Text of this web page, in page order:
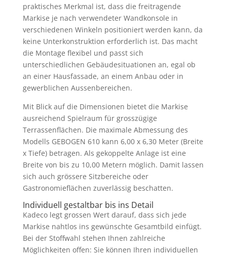
praktisches Merkmal ist, dass die freitragende
Markise je nach verwendeter Wandkonsole in
verschiedenen Winkeln positioniert werden kann, da
keine Unterkonstruktion erforderlich ist. Das macht
die Montage flexibel und passt sich
unterschiedlichen Gebäudesituationen an, egal ob
an einer Hausfassade, an einem Anbau oder in
gewerblichen Aussenbereichen.
Mit Blick auf die Dimensionen bietet die Markise
ausreichend Spielraum für grosszügige
Terrassenflächen. Die maximale Abmessung des
Modells GEBOGEN 610 kann 6,00 x 6,30 Meter (Breite
x Tiefe) betragen. Als gekoppelte Anlage ist eine
Breite von bis zu 10,00 Metern möglich. Damit lassen
sich auch grössere Sitzbereiche oder
Gastronomieflächen zuverlässig beschatten.
Individuell gestaltbar bis ins Detail
Kadeco legt grossen Wert darauf, dass sich jede
Markise nahtlos ins gewünschte Gesamtbild einfügt.
Bei der Stoffwahl stehen Ihnen zahlreiche
Möglichkeiten offen: Sie können Ihren individuellen